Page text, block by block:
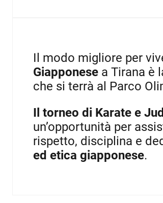
Il modo migliore per
Giapponesea Tirana è
che si terrà al Parco
Il torneo di Karate e
un’opportunità per
rispetto, disciplina e
ed etica giapponese.